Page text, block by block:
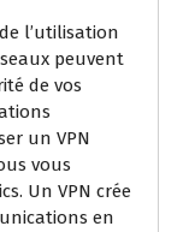
l’utilisation
peuvent
de vos
un VPN
vous
Un VPN crée
en